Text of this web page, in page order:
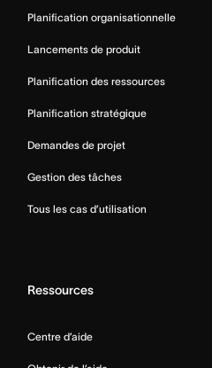
Planification organisationnelle
Lancements de produit
Planification des ressources
Planification stratégique
Demandes de projet
Gestion des tâches
Tous les cas d’utilisation
Ressources
Centre d’aide